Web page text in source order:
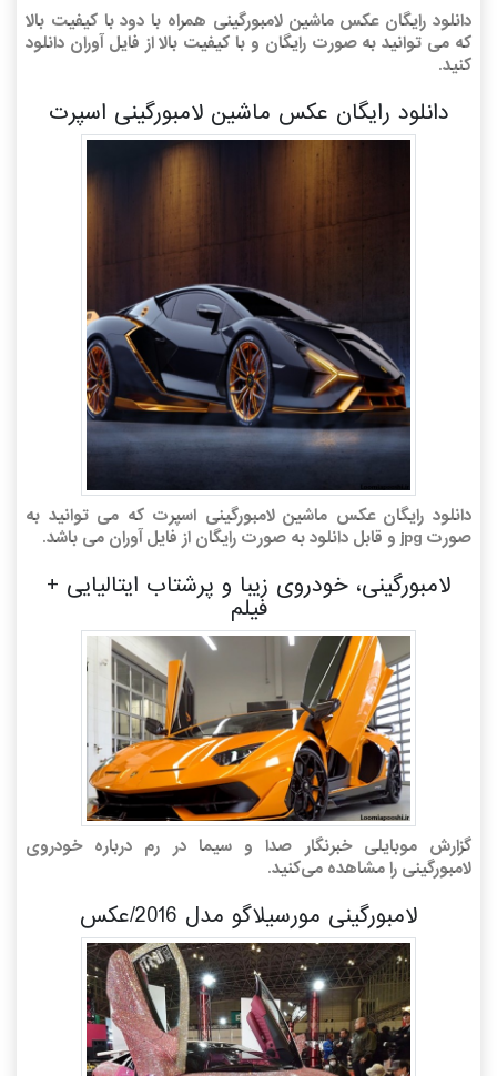
دانلود رایگان عکس ماشین لامبورگینی همراه با دود با کیفیت بالا
که می توانید به صورت رایگان و با کیفیت بالا از فایل آوران دانلود
کنید.
دانلود رایگان عکس ماشین لامبورگینی اسپرت
دانلود رایگان عکس ماشین لامبورگینی اسپرت که می توانید به
صورت jpg و قابل دانلود به صورت رایگان از فایل آوران می باشد.
لامبورگینی، خودروی زیبا و پرشتاب ایتالیایی +
فیلم
گزارش موبایلی خبرنگار صدا و سیما در رم درباره خودروی
لامبورگینی را مشاهده می‌کنید.
لامبورگینی مورسیلاگو مدل 2016/عکس